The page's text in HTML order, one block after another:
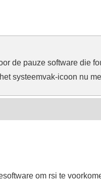
de pauze software die
systeemvak-icoon nu
om rsi te